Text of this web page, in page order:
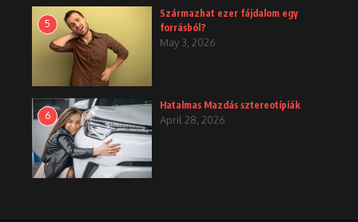
5
Származhat ezer fájdalom egy
forrásból?
May 3, 2026
6
Hatalmas Mazdás sztereotípiák
April 28, 2026